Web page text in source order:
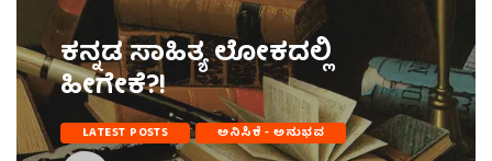
ಕನ್ನಡ ಸಾಹಿತ್ಯ ಲೋಕದಲ್ಲಿ
ಹೀಗೇಕೆ?!
LATEST POSTS ಅನಿಸಿಕೆ - ಅನುಭವ